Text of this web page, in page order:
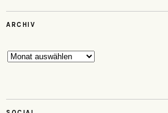
ARCHIV
Archiv